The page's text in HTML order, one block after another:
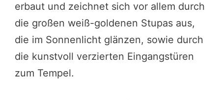
erbaut und zeichnet sich vor allem durch
die großen weiß-goldenen Stupas aus,
die im Sonnenlicht glänzen, sowie durch
die kunstvoll verzierten Eingangstüren
zum Tempel.